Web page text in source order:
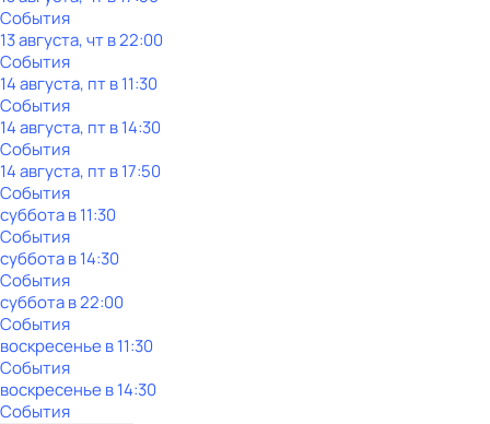
События
13 августа, чт в 22:00
События
14 августа, пт в 11:30
События
14 августа, пт в 14:30
События
14 августа, пт в 17:50
События
субботав11:30
События
субботав14:30
События
субботав22:00
События
воскресенье в11:30
События
воскресенье в14:30
События